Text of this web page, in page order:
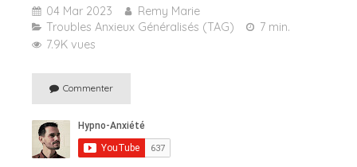
04 Mar 2023
Remy Marie
Troubles Anxieux Généralisés (TAG)
7 min.
7.9K vues
Commenter